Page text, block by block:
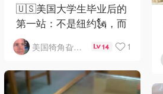
🇺🇸美国大学生毕业后的
第一站：不是纽约🗽，而
是爸妈家⁉️😂🏠
美国犄角旮旯新鲜事 14 1